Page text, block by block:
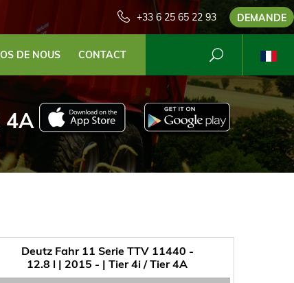
+33 6 25 65 22 93 DEMANDE
DE NOUS CONTACT
4A
Deutz Fahr 11 Serie TTV 11440 -
12.8 l | 2015 - | Tier 4i / Tier 4A